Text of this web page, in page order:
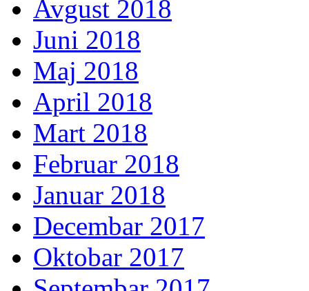
Avgust 2018
Juni 2018
Maj 2018
April 2018
Mart 2018
Februar 2018
Januar 2018
Decembar 2017
Oktobar 2017